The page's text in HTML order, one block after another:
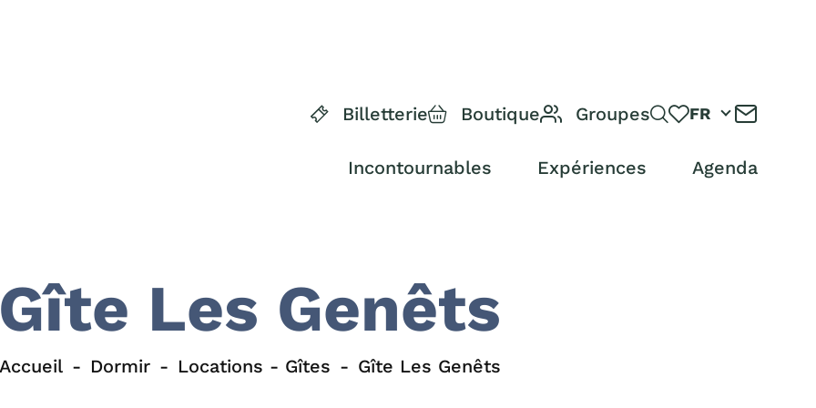
Billetterie Boutique Groupes FR
Incontournables Expériences Agenda
Les Genêts
Dormir Locations - Gîtes Gîte Les Genêts